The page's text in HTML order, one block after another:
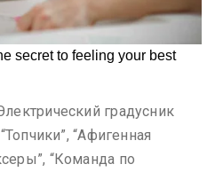
градусник
“Афигенная
“Команда по